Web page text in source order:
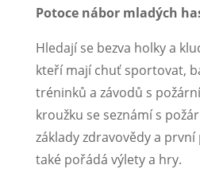
Potoce nábor mladých
Hledají se bezva holky a
kteří mají chuť sportovat,
tréninků a závodů s
kroužku se seznámí s
základy zdravovědy a
také pořádá výlety a hry.